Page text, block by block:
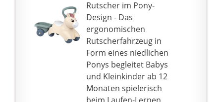
Und wenn die Kids
einen "Boxenstop"
einlegen, dann ist der
kleine Flitzer für die
Großen durch einen
Griff am Sitz leicht zu
tragen
Stabile breite Räder aus
EVA-Kunststoff.
Rutscher im Pony-
Design - Das
ergonomischen
Rutscherfahrzeug in
Form eines niedlichen
Ponys begleitet Babys
und Kleinkinder ab 12
Monaten spielerisch